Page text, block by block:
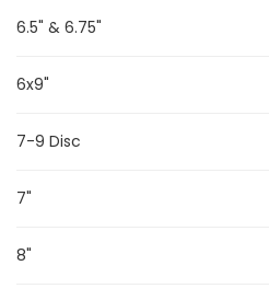
6.5" & 6.75"
6x9"
7-9 Disc
7"
8"